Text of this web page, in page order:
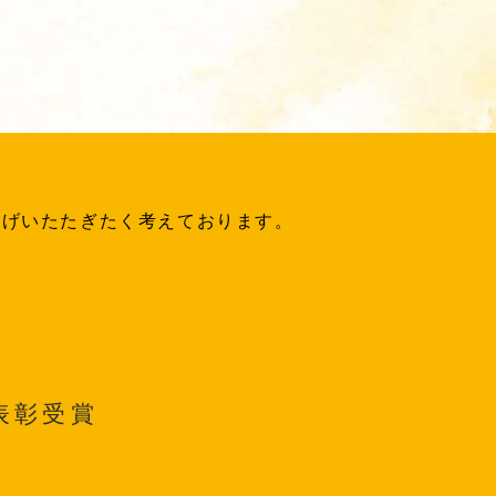
いたたぎたく考えております。
彰受賞